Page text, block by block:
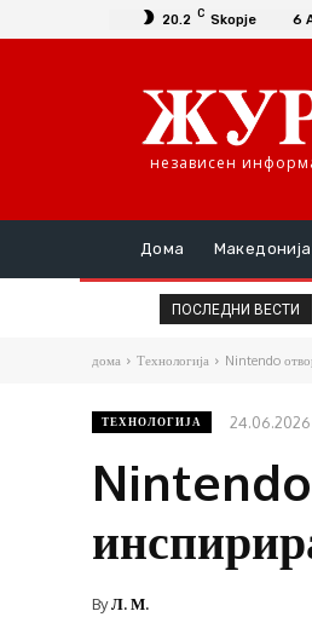
20.2 C Skopje 6
независен
Дома Македонија
ПОСЛЕДНИ ВЕСТИ
дома Технологија Nintendo
ТЕХНОЛОГИЈА 24.06.2026
Nintendo
ByЛ. М.